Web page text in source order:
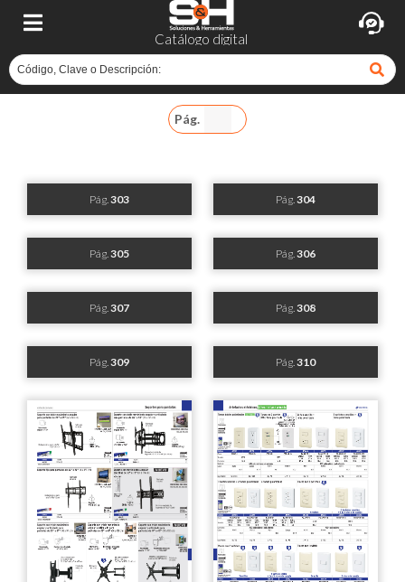
Catálogo digital
Pág.
Pág.303 Pág.304